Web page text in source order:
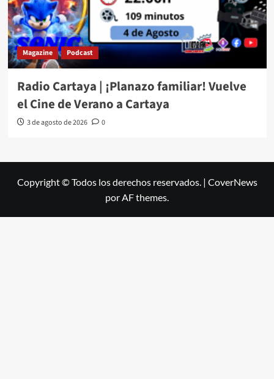
Magazine Podcast
Radio Cartaya | ¡Planazo familiar! Vuelve
el Cine de Verano a Cartaya
3 de agosto de 2026 0
Copyright © Todos los derechos reservados. | CoverNews
por AF themes.